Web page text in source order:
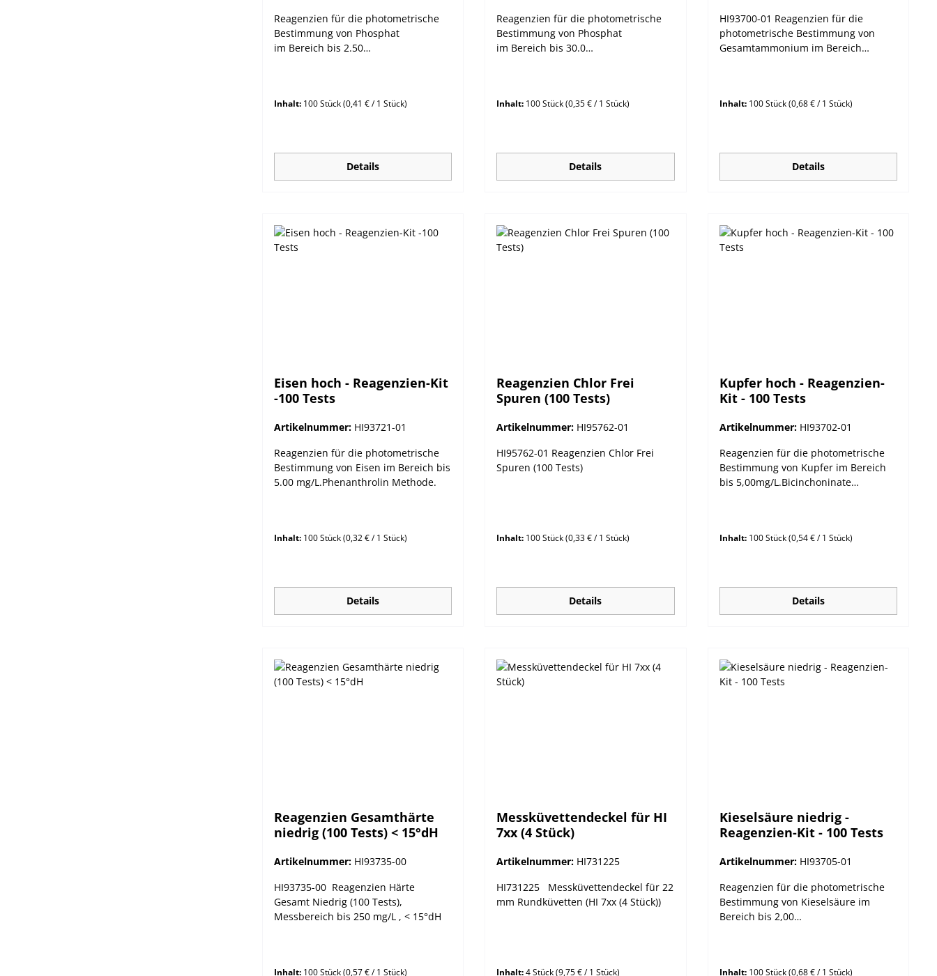
Reagenzien für die photometrische
Bestimmung von Phosphat
im Bereich bis 2.50
Inhalt: 100 Stück(0,41 € / 1 Stück)
Details
Reagenzien für die photometrische
Bestimmung von Phosphat
im Bereich bis 30.0
Inhalt: 100 Stück(0,35 € / 1 Stück)
Details
HI93700-01 Reagenzien für die
photometrische Bestimmung von
Gesamtammonium im Bereich
Inhalt: 100 Stück(0,68 € / 1 Stück)
Details
Eisen hoch - Reagenzien-Kit
-100 Tests
Artikelnummer: HI93721-01
Reagenzien für die photometrische
Bestimmung von Eisen im Bereich bis
5.00 mg/L.Phenanthrolin Methode.
Inhalt: 100 Stück(0,32 € / 1 Stück)
Details
Reagenzien Chlor Frei
Spuren (100 Tests)
Artikelnummer: HI95762-01
HI95762-01 Reagenzien Chlor Frei
Spuren (100 Tests)
Inhalt: 100 Stück(0,33 € / 1 Stück)
Details
Kupfer hoch - Reagenzien-
Kit - 100 Tests
Artikelnummer: HI93702-01
Reagenzien für die photometrische
Bestimmung von Kupfer im Bereich
bis 5,00mg/L.Bicinchoninate
Inhalt: 100 Stück(0,54 € / 1 Stück)
Details
Reagenzien Gesamthärte
niedrig (100 Tests) < 15°dH
Artikelnummer: HI93735-00
HI93735-00 Reagenzien Härte
Gesamt Niedrig (100 Tests),
Messbereich bis 250 mg/L , < 15°dH
Inhalt: 100 Stück(0,57 € / 1 Stück)
Messküvettendeckel für HI
7xx (4 Stück)
Artikelnummer: HI731225
HI731225 Messküvettendeckel für 22
mm Rundküvetten (HI 7xx (4 Stück))
Inhalt:4 Stück(9,75 € / 1 Stück)
Kieselsäure niedrig -
Reagenzien-Kit - 100 Tests
Artikelnummer: HI93705-01
Reagenzien für die photometrische
Bestimmung von Kieselsäure im
Bereich bis 2,00
Inhalt: 100 Stück(0,68 € / 1 Stück)